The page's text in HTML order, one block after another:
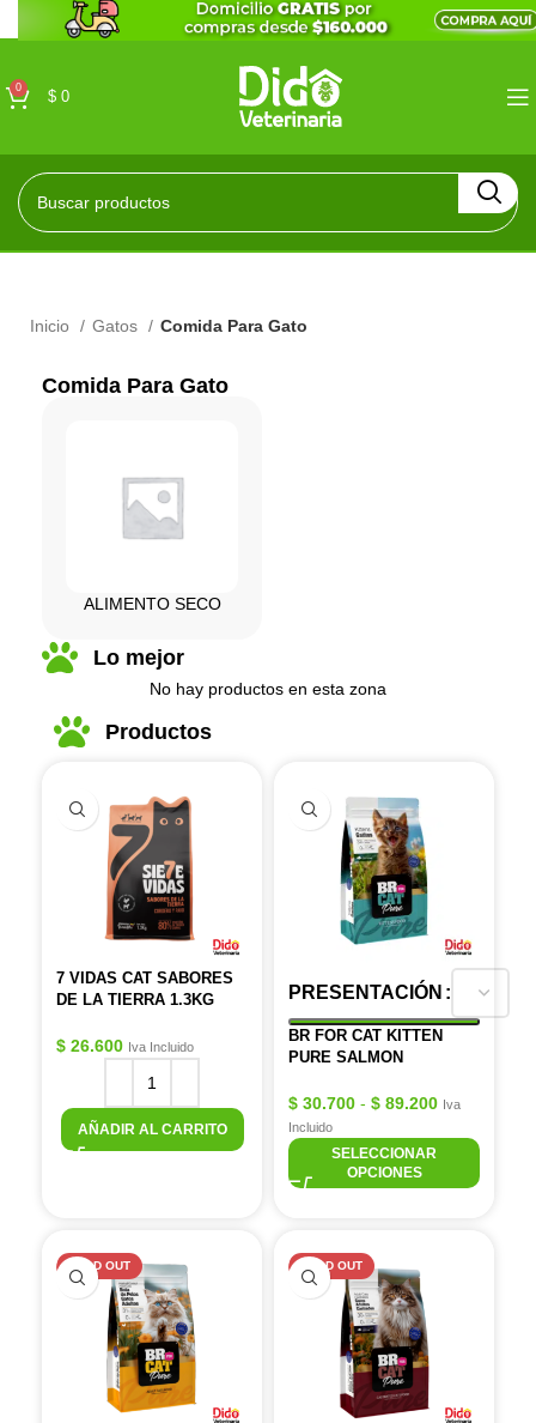
0
$ 0
Inicio Gatos Comida Para Gato
Comida Para Gato
ALIMENTO SECO
Lo mejor
No hay productos en esta zona
Productos
7 VIDAS CAT SABORES
DE LA TIERRA 1.3KG
$ 26.600 Iva Incluido
AÑADIR AL CARRITO
PRESENTACIÓN
BR FOR CAT KITTEN
PURE SALMON
$ 30.700 - $ 89.200 Iva
Incluido
SELECCIONAR
OPCIONES
SOLD OUT SOLD OUT